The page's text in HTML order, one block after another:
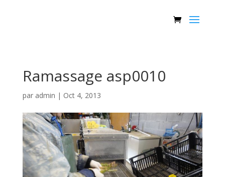
Ramassage asp0010
par admin | Oct 4, 2013